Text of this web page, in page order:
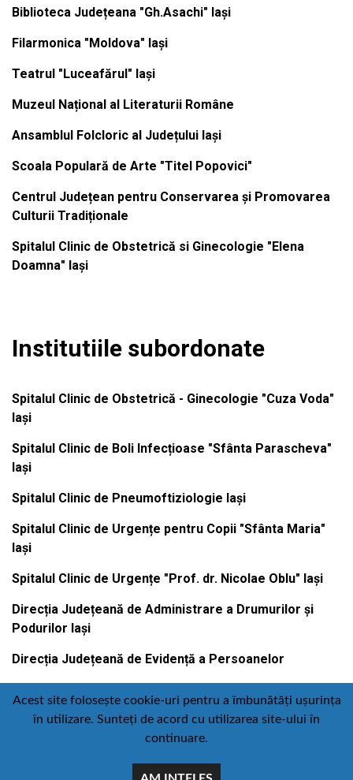
Biblioteca Județeana "Gh.Asachi" Iași
Filarmonica "Moldova" Iași
Teatrul "Luceafărul" Iași
Muzeul Național al Literaturii Române
Ansamblul Folcloric al Județului Iași
Scoala Populară de Arte "Titel Popovici"
Centrul Județean pentru Conservarea și Promovarea
Culturii Tradiționale
Spitalul Clinic de Obstetrică si Ginecologie "Elena
Doamna" Iași
Institutiile subordonate
Spitalul Clinic de Obstetrică - Ginecologie "Cuza Voda"
Iași
Spitalul Clinic de Boli Infecțioase "Sfânta Parascheva"
Iași
Spitalul Clinic de Pneumoftiziologie Iași
Spitalul Clinic de Urgențe pentru Copii "Sfânta Maria"
Iași
Spitalul Clinic de Urgențe "Prof. dr. Nicolae Oblu" Iași
Direcția Județeană de Administrare a Drumurilor și
Podurilor Iași
Direcția Județeană de Evidență a Persoanelor
Contact Politică de confidențialitate
:
Acest site folosește cookie-uri pentru a îmbunătăți ușurința
în utilizare. Sunteți de acord cu utilizarea site-ului în
continuare.